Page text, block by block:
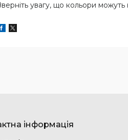
увагу, що кольори можуть